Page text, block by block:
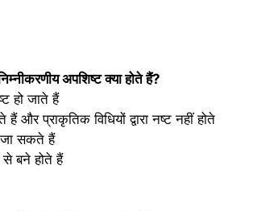
अपशिष्ट क्या होते हैं?
हो जाते हैं
और प्राकृतिक विधियों द्वारा नष्ट नहीं होते
सकते हैं
बने होते हैं